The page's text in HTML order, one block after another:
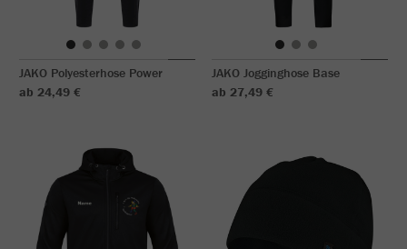
JAKO Polyesterhose Power
ab 24,49 €
JAKO Jogginghose Base
ab 27,49 €